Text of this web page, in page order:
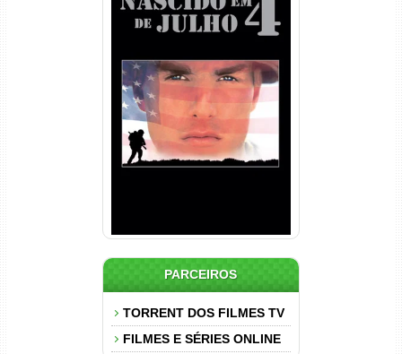
Nascido em 4 de Julho
Torrent (1989) WEB-DL 1080p
Dual Áudio
PARCEIROS
TORRENT DOS FILMES TV
FILMES E SÉRIES ONLINE